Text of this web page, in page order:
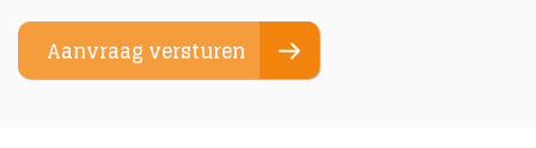
Aanvraag versturen